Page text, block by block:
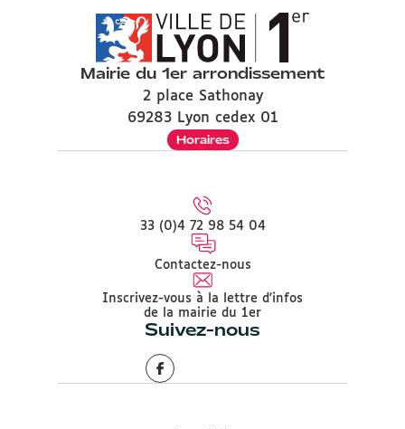
Mairie du 1er arrondissement
2 place Sathonay
69283 Lyon cedex 01
Horaires
33 (0)4 72 98 54 04
Contactez-nous
Inscrivez-vous à la lettre d'infos
de la mairie du 1er
Suivez-nous